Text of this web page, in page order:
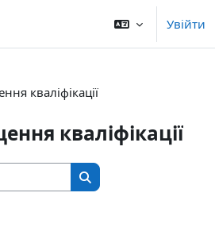
Увійти
кваліфікації
кваліфікації
Пошук курсів
Пошук курсів